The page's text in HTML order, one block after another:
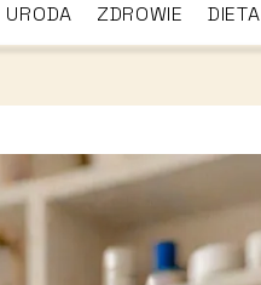
URODA ZDROWIE DIETA